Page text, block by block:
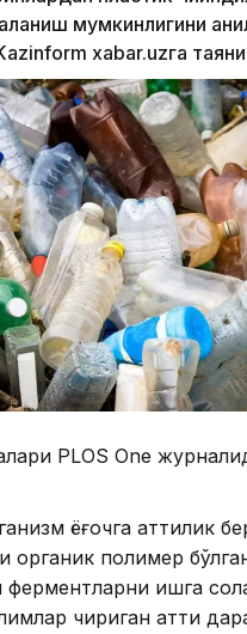
мумкинлигини
xabar.uzга
PLOS One
ёғочга қаттиқлик
органик полимер
ферментларни ишга
чириган қаттиқ